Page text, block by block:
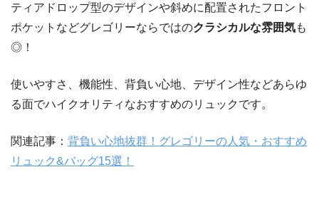
ティアドロップ型のデザインや斜めに配置されたフロント
ポケットなどグレゴリーならではのクラシカルな雰囲気も
◎！
使いやすさ、機能性、背負い心地、デザイン性などあらゆ
る面でハイクオリティなおすすめのリュックです。
関連記事： 背負い心地抜群！グレゴリーの人気・おすすめ
リュック&バッグ15選！